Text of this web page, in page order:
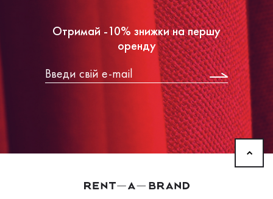
Отримай -10% знижки на першу
оренду